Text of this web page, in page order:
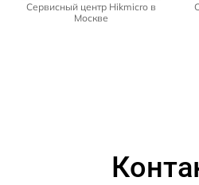
Сервисный центр Hikmicro в
Москве